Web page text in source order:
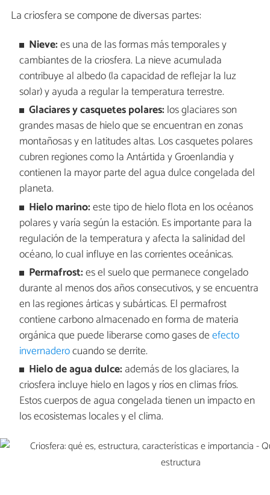
La criosfera se compone de diversas partes:
Nieve:es una de las formas más temporales y
cambiantes de la criosfera. La nieve acumulada
contribuye al albedo (la capacidad de reflejar la luz
solar) y ayuda a regular la temperatura terrestre.
Glaciares y casquetes polares: los glaciares son
grandes masas de hielo que se encuentran en zonas
montañosas y en latitudes altas. Los casquetes polares
cubren regiones como la Antártida y Groenlandia y
contienen la mayor parte del agua dulce congelada del
planeta.
Hielo marino:este tipo de hielo flota en los océanos
polares y varía según la estación. Es importante para la
regulación de la temperatura y afecta la salinidad del
océano, lo cual influye en las corrientes oceánicas.
Permafrost:es el suelo que permanece congelado
durante al menos dos años consecutivos, y se encuentra
en las regiones árticas y subárticas. El permafrost
contiene carbono almacenado en forma de materia
orgánica que puede liberarse como gases deefecto
invernaderocuando se derrite.
Hielo de agua dulce: además de los glaciares, la
criosfera incluye hielo en lagos y ríos en climas fríos.
Estos cuerpos de agua congelada tienen un impacto en
los ecosistemas locales y el clima.